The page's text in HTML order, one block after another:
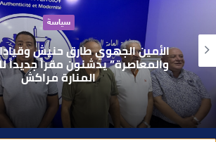
ا
ل
و
ي
ب
حوادث
بعد تداول فيديو يوثق
يطيح بقاصر مشتبه في تورطه
مسلحة..